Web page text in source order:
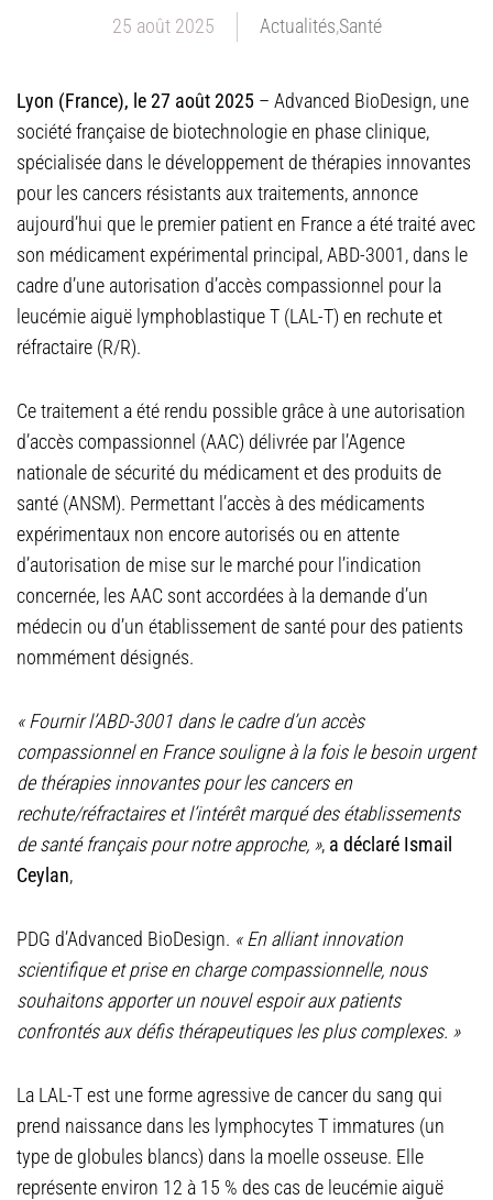
25 août 2025 Actualités,Santé
Lyon (France), le 27 août 2025 – Advanced BioDesign, une
société française de biotechnologie en phase clinique,
spécialisée dans le développement de thérapies innovantes
pour les cancers résistants aux traitements, annonce
aujourd’hui que le premier patient en France a été traité avec
son médicament expérimental principal, ABD-3001, dans le
cadre d’une autorisation d’accès compassionnel pour la
leucémie aiguë lymphoblastique T (LAL-T) en rechute et
réfractaire (R/R).
Ce traitement a été rendu possible grâce à une autorisation
d’accès compassionnel (AAC) délivrée par l’Agence
nationale de sécurité du médicament et des produits de
santé (ANSM). Permettant l’accès à des médicaments
expérimentaux non encore autorisés ou en attente
d’autorisation de mise sur le marché pour l’indication
concernée, les AAC sont accordées à la demande d’un
médecin ou d’un établissement de santé pour des patients
nommément désignés.
« Fournir l’ABD-3001 dans le cadre d’un accès
compassionnel en France souligne à la fois le besoin urgent
de thérapies innovantes pour les cancers en
rechute/réfractaires et l’intérêt marqué des établissements
de santé français pour notre approche, », a déclaré Ismail
Ceylan,
PDG d’Advanced BioDesign. « En alliant innovation
scientifique et prise en charge compassionnelle, nous
souhaitons apporter un nouvel espoir aux patients
confrontés aux défis thérapeutiques les plus complexes. »
La LAL-T est une forme agressive de cancer du sang qui
prend naissance dans les lymphocytes T immatures (un
type de globules blancs) dans la moelle osseuse. Elle
représente environ 12 à 15 % des cas de leucémie aiguë